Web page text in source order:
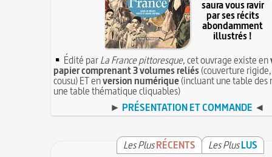
saura vous ravir
par ses récits
abondamment
illustrés !
Édité parLa France pittoresque, cet ouvrage existe en
papier comprenant 3 volumes reliés(couverture
cousu) ET enversion numérique(incluant une table des
une table thématique cliquables)
► PRÉSENTATION ET COMMANDE ◄
Les PlusRÉCENTS Les PlusLUS